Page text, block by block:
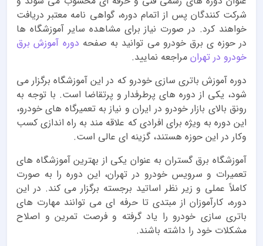
شرکت کنندگان پس از اتمام دوره، گواهی نامه معتبر دریافت
خواهند کرد. در صورت نیاز برای مشاهده سایر آموزشگاه ها
در حوزه ی برق خودرو می توانید به صفحه دوره آموزش برق
خودرو در تهران مراجعه نمایید.
دوره آموزش باتری سازی خودرو که در این آموزشگاه برگزار می
شود، یکی از دوره های پرطرفدار و پرتقاضا است. با توجه به
رونق بالای بازار خودرو در ایران و نیاز به تعمیرگاه های خودرو،
این دوره به ویژه برای افرادی که علاقه مند به راه اندازی کسب
وکار در این حوزه هستند، گزینه ای عالی است.
آموزشگاه برق گستران به عنوان یکی از بهترین آموزشگاه های
تعمیرات و سرویس خودرو در تهران، این دوره را به صورت
کاملاً عملی و زیر نظر اساتید برجسته برگزار می کند. در این
دوره، کارآموزان از مبتدی تا حرفه ای می توانند مهارت های
باتری سازی خودرو را یاد گرفته و فرصت تمرین و اصلاح
مشکلات خود را داشته باشند.